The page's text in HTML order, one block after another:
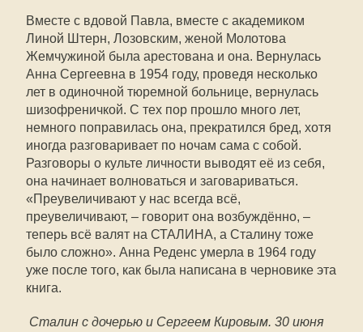
Вместе с вдовой Павла, вместе с академиком
Линой Штерн, Лозовским, женой Молотова
Жемчужиной была арестована и она. Вернулась
Анна Сергеевна в 1954 году, проведя несколько
лет в одиночной тюремной больнице, вернулась
шизофреничкой. С тех пор прошло много лет,
немного поправилась она, прекратился бред, хотя
иногда разговаривает по ночам сама с собой.
Разговоры о культе личности выводят её из себя,
она начинает волноваться и заговариваться.
«Преувеличивают у нас всегда всё,
преувеличивают, – говорит она возбуждённо, –
теперь всё валят на СТАЛИНА, а Сталину тоже
было сложно». Анна Реденс умерла в 1964 году
уже после того, как была написана в черновике эта
книга.
Сталин с дочерью и Сергеем Кировым. 30 июня